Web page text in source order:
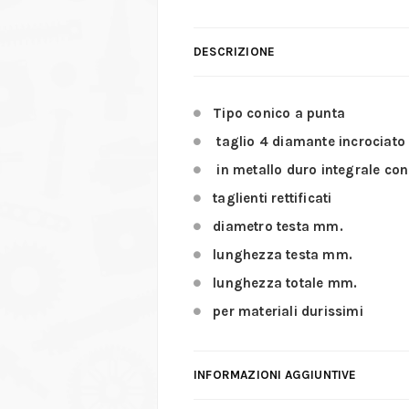
DESCRIZIONE
Tipo conico a punta
taglio 4 diamante incrociato
in metallo duro integrale
taglienti rettificati
diametro testa mm.
lunghezza testa mm.
lunghezza totale mm.
per materiali durissimi
INFORMAZIONI AGGIUNTIVE